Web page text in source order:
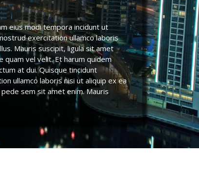
eius modi tempora incidunt ut
exercitation ullamco laboris
Mauris suscipit, ligula sit amet
vel velit. Et harum quidem
at dui. Quisque tincidunt
ullamco laboris nisi ut aliquip ex ea
sem sit amet enim. Mauris